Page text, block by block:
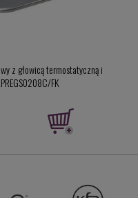
z głowicą termostatyczną i
FK